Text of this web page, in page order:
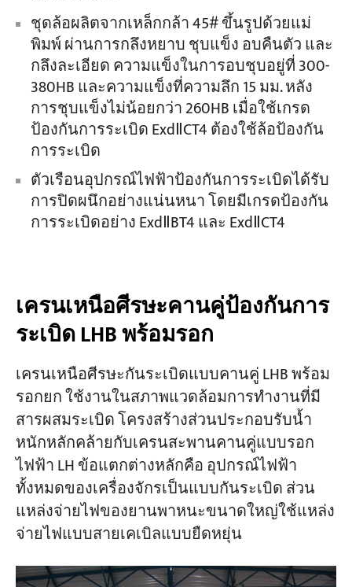
ชุดล้อผลิตจากเหล็กกล้า 45# ขึ้นรูปด้วยแม่
พิมพ์ ผ่านการกลึงหยาบ ชุบแข็ง อบคืนตัว และ
กลึงละเอียด ความแข็งในการอบชุบอยู่ที่ 300-
380HB และความแข็งที่ความลึก 15 มม. หลัง
การชุบแข็งไม่น้อยกว่า 260HB เมื่อใช้เกรด
ป้องกันการระเบิด ExdⅡCT4 ต้องใช้ล้อป้องกัน
การระเบิด
ตัวเรือนอุปกรณ์ไฟฟ้าป้องกันการระเบิดได้รับ
การปิดผนึกอย่างแน่นหนา โดยมีเกรดป้องกัน
การระเบิดอย่าง ExdⅡBT4 และ ExdⅡCT4
เครนเหนือศีรษะคานคู่ป้องกันการ
ระเบิด LHB พร้อมรอก
เครนเหนือศีรษะกันระเบิดแบบคานคู่ LHB พร้อม
รอกยก ใช้งานในสภาพแวดล้อมการทำงานที่มี
สารผสมระเบิด โครงสร้างส่วนประกอบรับน้ำ
หนักหลักคล้ายกับเครนสะพานคานคู่แบบรอก
ไฟฟ้า LH ข้อแตกต่างหลักคือ อุปกรณ์ไฟฟ้า
ทั้งหมดของเครื่องจักรเป็นแบบกันระเบิด ส่วน
แหล่งจ่ายไฟของยานพาหนะขนาดใหญ่ใช้แหล่ง
จ่ายไฟแบบสายเคเบิลแบบยืดหยุ่น